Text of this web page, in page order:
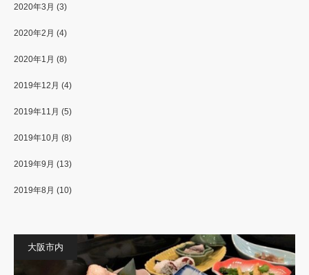
2020年3月 (3)
2020年2月 (4)
2020年1月 (8)
2019年12月 (4)
2019年11月 (5)
2019年10月 (8)
2019年9月 (13)
2019年8月 (10)
大阪市内